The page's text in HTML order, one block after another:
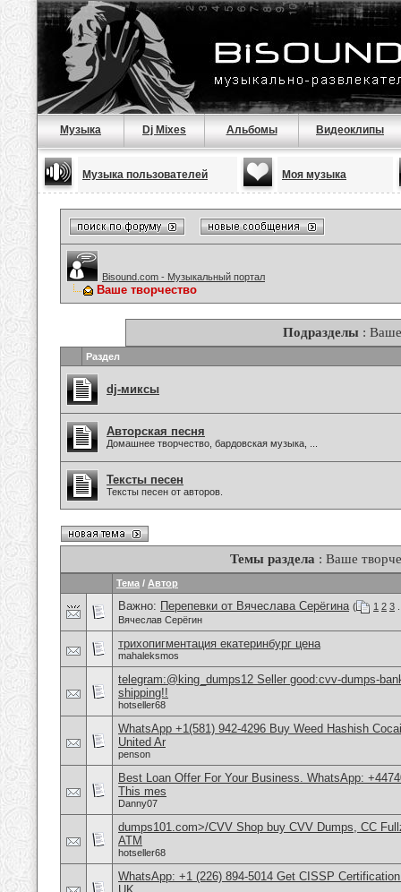
Музыка Dj Mixes Альбомы Видеоклипы
Музыка пользователей Моя музыка
Bisound.com - Музыкальный портал
Ваше творчество
Подразделы :
Раздел
dj-миксы
Авторская песня
Домашнее творчество, бардовская музыка, ...
Тексты песен
Тексты песен от авторов.
Темы раздела : Ваше
Тема / Автор
Важно: Перепевки от Вячеслава Серёгина ( 1 2 3
Вячеслав Серёгин
трихопигментация екатеринбург цена
mahaleksmos
telegram:@king_dumps12 Seller good:cvv-dumps-
shipping!!
hotseller68
WhatsApp +1(581) 942-4296 Buy Weed Hashish
United Ar
penson
Best Loan Offer For Your Business. WhatsApp:
This mes
Danny07
dumps101.com>/CVV Shop buy CVV Dumps, CC
ATM
hotseller68
WhatsApp: +1 (226) 894-5014​ Get CISSP